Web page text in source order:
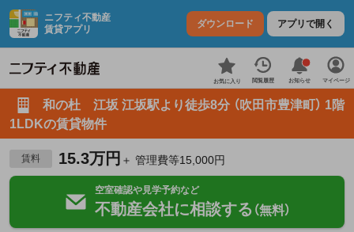
ニフティ不動産
賃貸アプリ
ダウンロード アプリで開く
お気に入り 閲覧履歴 お知らせ マイページ
和の杜 江坂 江坂駅より徒歩8分 （吹田市豊津町） 1階
1LDKの賃貸物件
賃料 15.3万円 ＋ 管理費等15,000円
空室確認や見学予約など
不動産会社に相談する （無料）